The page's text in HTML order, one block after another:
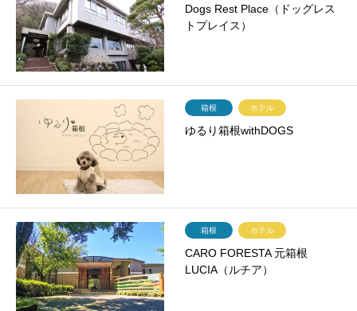
Dogs Rest Place（ドッグレス
トプレイス）
箱根 ホテル
ゆるり箱根withDOGS
箱根 ホテル
CARO FORESTA 元箱根
LUCIA（ルチア）